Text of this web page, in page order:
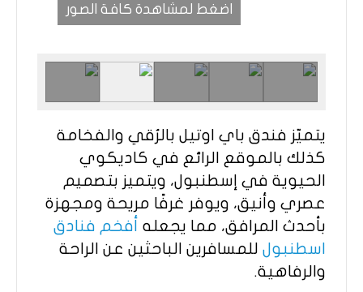
اضغط لمشاهدة كافة الصور
يتميّز فندق باي اوتيل بالرُقي والفخامة
كذلك بالموقع الرائع في كاديكوي
الحيوية في إسطنبول، ويتميز بتصميم
عصري وأنيق، ويوفر غرفًا مريحة ومجهزة
بأحدث المرافق، مما يجعله أفخم فنادق
اسطنبول للمسافرين الباحثين عن الراحة
والرفاهية.